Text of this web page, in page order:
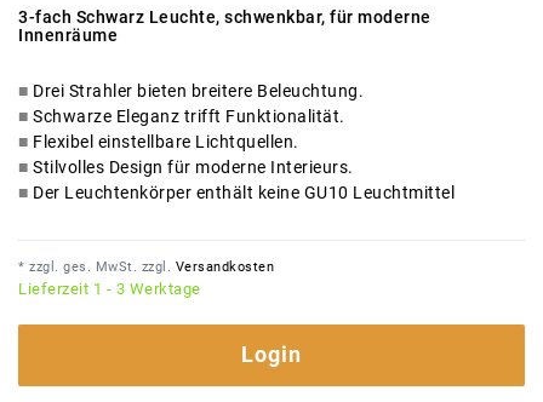
3-fach Schwarz Leuchte, schwenkbar, für moderne
Innenräume
Drei Strahler bieten breitere Beleuchtung.
Schwarze Eleganz trifft Funktionalität.
Flexibel einstellbare Lichtquellen.
Stilvolles Design für moderne Interieurs.
Der Leuchtenkörper enthält keine GU10 Leuchtmittel
* zzgl. ges. MwSt. zzgl. Versandkosten
Lieferzeit 1 - 3 Werktage
Login